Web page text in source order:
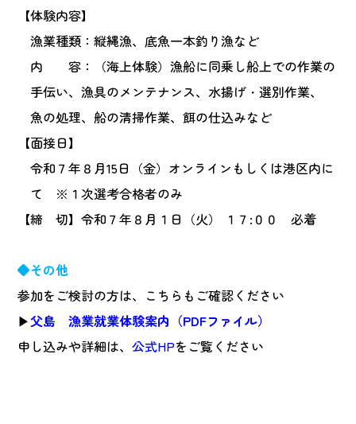
【体験内容】
漁業種類：縦縄漁、底魚一本釣り漁など
内 容：（海上体験）漁船に同乗し船上での作業の
手伝い、漁具のメンテナンス、水揚げ・選別作業、
魚の処理、船の清掃作業、餌の仕込みなど
【面接日】
令和７年８月15日（金）オンラインもしくは港区内に
て ※１次選考合格者のみ
【締 切】令和７年８月１日（火） １７:００ 必着
◆その他
参加をご検討の方は、こちらもご確認ください
▶父島 漁業就業体験案内（PDFファイル）
申し込みや詳細は、公式HPをご覧ください